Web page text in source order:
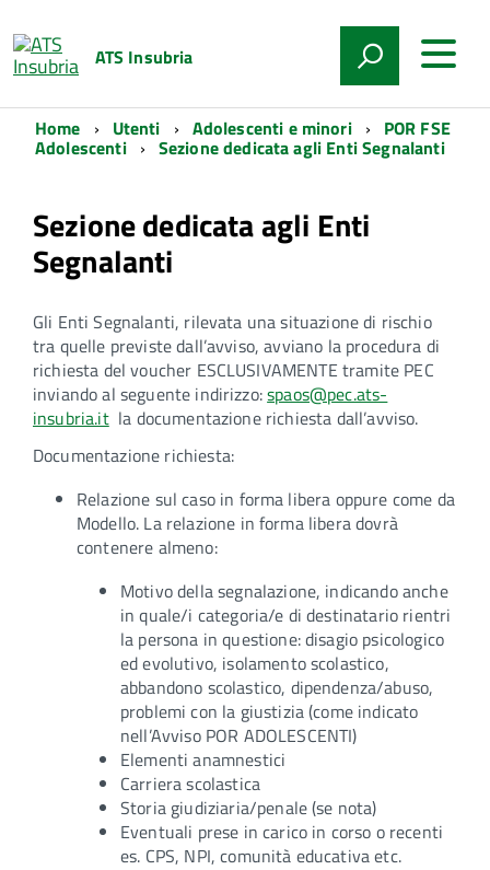
ATS Insubria
Home Utenti Adolescenti e minori POR FSE
Adolescenti Sezione dedicata agli Enti Segnalanti
Sezione dedicata agli Enti
Segnalanti
Gli Enti Segnalanti, rilevata una situazione di rischio
tra quelle previste dall’avviso, avviano la procedura di
richiesta del voucher ESCLUSIVAMENTE tramite PEC
inviando al seguente indirizzo:spaos@pec.ats-
insubria.itla documentazione richiesta dall’avviso.
Documentazione richiesta:
Relazione sul caso in forma libera oppure come da
Modello. La relazione in forma libera dovrà
contenere almeno:
Motivo della segnalazione, indicando anche
in quale/i categoria/e di destinatario rientri
la persona in questione: disagio psicologico
ed evolutivo, isolamento scolastico,
abbandono scolastico, dipendenza/abuso,
problemi con la giustizia (come indicato
nell’Avviso POR ADOLESCENTI)
Elementi anamnestici
Carriera scolastica
Storia giudiziaria/penale (se nota)
Eventuali prese in carico in corso o recenti
es. CPS, NPI, comunità educativa etc.